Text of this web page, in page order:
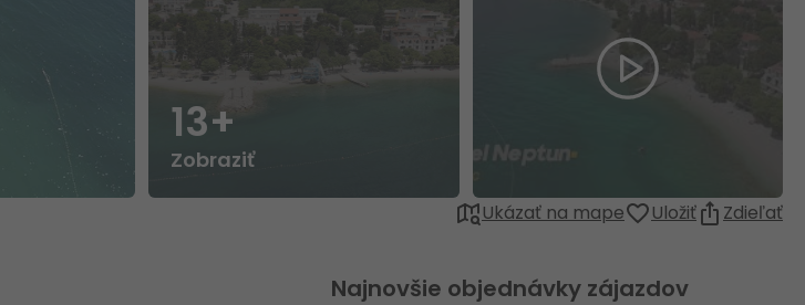
13+
Zobraziť
Ukázať na mape Uložiť Zdieľať
Najnovšie objednávky zájazdov